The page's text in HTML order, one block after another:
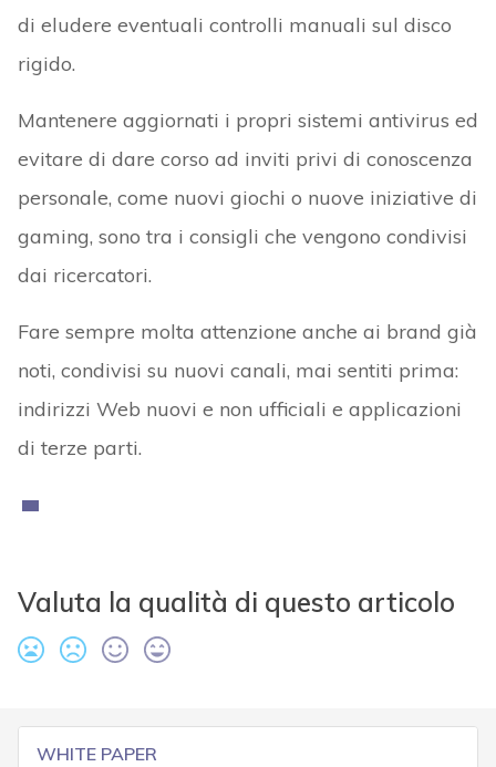
di eludere eventuali controlli manuali sul disco
rigido.
Mantenere aggiornati i propri sistemi antivirus ed
evitare di dare corso ad inviti privi di conoscenza
personale, come nuovi giochi o nuove iniziative di
gaming, sono tra i consigli che vengono condivisi
dai ricercatori.
Fare sempre molta attenzione anche ai brand già
noti, condivisi su nuovi canali, mai sentiti prima:
indirizzi Web nuovi e non ufficiali e applicazioni
di terze parti.
Valuta la qualità di questo articolo
WHITE PAPER